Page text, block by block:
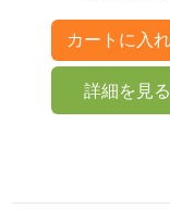
詳細を見る